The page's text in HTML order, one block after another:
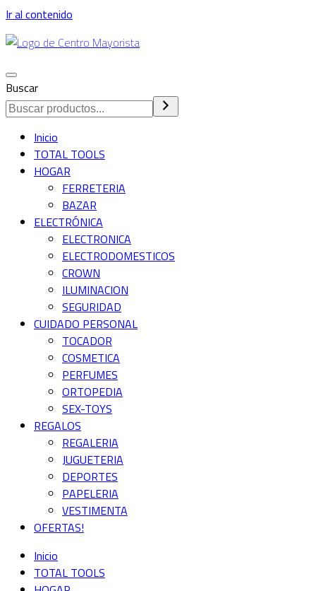
Ir al contenido
Alternar
navegación
Buscar
Inicio
TOTAL TOOLS
HOGAR
FERRETERIA
BAZAR
ELECTRÓNICA
ELECTRONICA
ELECTRODOMESTICOS
CROWN
ILUMINACION
SEGURIDAD
CUIDADO PERSONAL
TOCADOR
COSMETICA
PERFUMES
ORTOPEDIA
SEX-TOYS
REGALOS
REGALERIA
JUGUETERIA
DEPORTES
PAPELERIA
VESTIMENTA
OFERTAS!
Inicio
TOTAL TOOLS